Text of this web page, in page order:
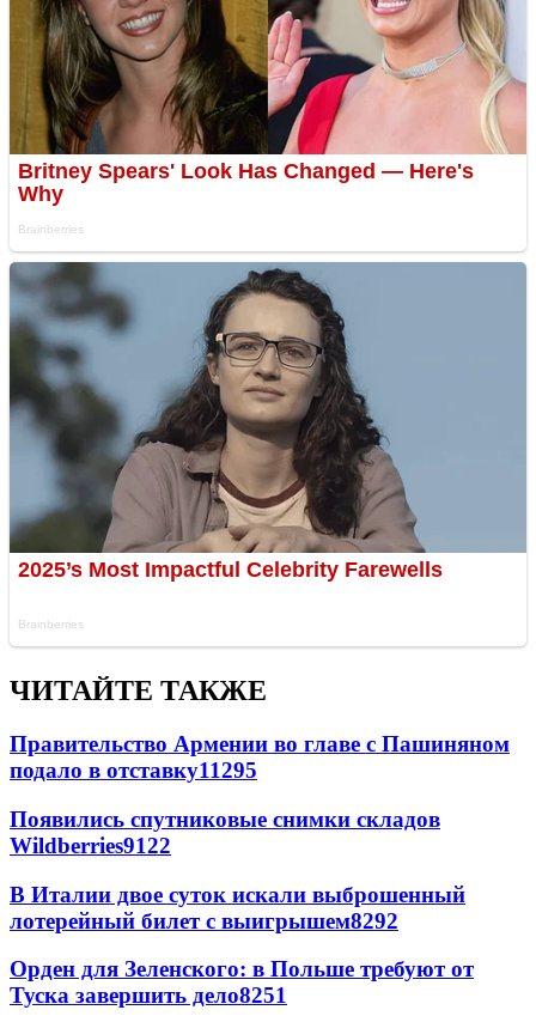
ЧИТАЙТЕ ТАКЖЕ
Правительство Армении во главе с Пашиняном
подало в отставку11295
Появились спутниковые снимки складов
Wildberries9122
В Италии двое суток искали выброшенный
лотерейный билет с выигрышем8292
Орден для Зеленского: в Польше требуют от
Туска завершить дело8251